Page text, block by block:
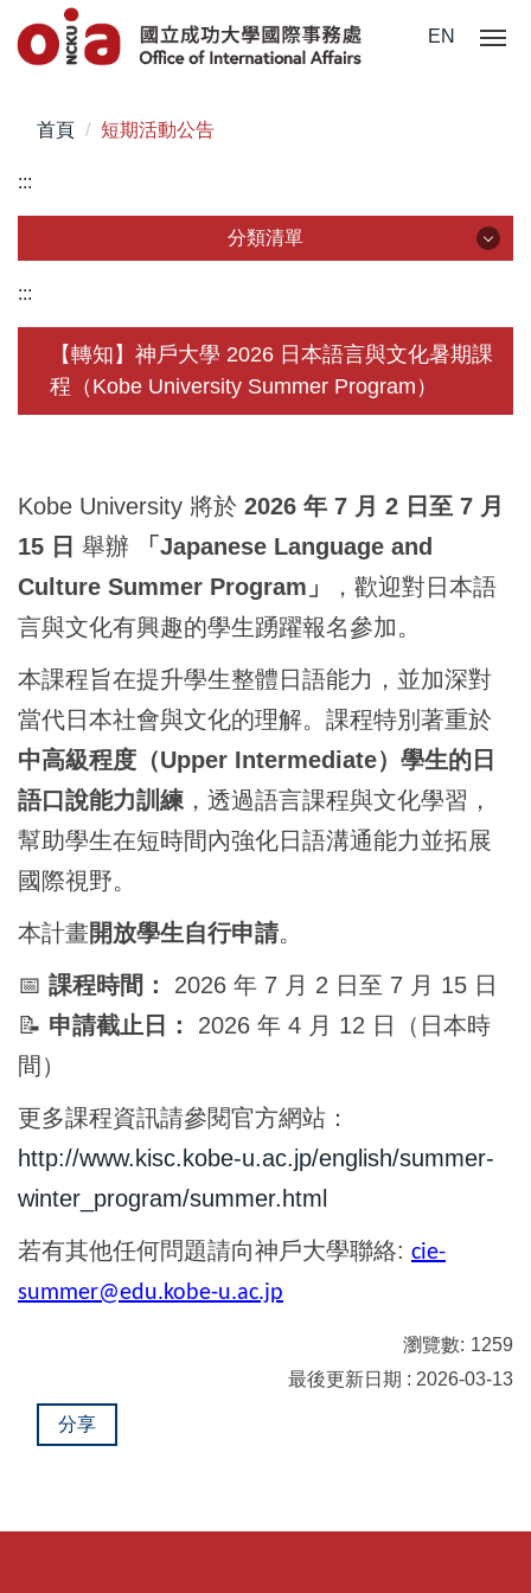
到
區
EN
首頁 短期活動公告
:::
分類清單
關於我們
未來學生
在校須知
國際鏈結
:::
【轉知】神戶大學 2026 日本語言與文化暑期課
程（Kobe University Summer Program）
Kobe University 將於 2026 年 7 月 2 日至 7 月
15 日 舉辦
「Japanese Language and
Culture Summer Program」
，歡迎對日本語
言與文化有興趣的學生踴躍報名參加。
本課程旨在提升學生整體日語能力，並加深對
當代日本社會與文化的理解。課程特別著重於
中高級程度（Upper Intermediate）學生的日
語口說能力訓練 ，透過語言課程與文化學習，
幫助學生在短時間內強化日語溝通能力並拓展
國際視野。
本計畫開放學生自行申請。
📅 課程時間：
2026 年 7 月 2 日至 7 月 15 日
📝 申請截止日：
2026 年 4 月 12 日（日本時
間）
更多課程資訊請參閱官方網站：
http://www.kisc.kobe-u.ac.jp/english/summer-
winter_program/summer.html
若有其他任何問題請向神戶大學聯絡: cie-
summer@edu.kobe-u.ac.jp
瀏覽數: 1259
最後更新日期 : 2026-03-13
分享